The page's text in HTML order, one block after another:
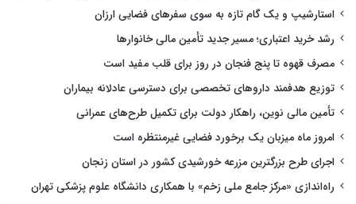
استارشیپ و یک گام تازه به سوی سفرهای فضایی ارزان
رشد خرید اعتباری؛ مسیر جدید تأمین مالی خانوارها
مصرف قهوه تا پنج فنجان در روز برای قلب مفید است
توزیع هدفمند داروهای تخصصی برای دسترسی عادلانه بیماران
تأمین مالی نوین، راهکار دولت برای تکمیل طرح‌های عمرانی
امروز ماه میزبان یک برخورد فضایی غیرمنتظره است
اجرای طرح بزرگترین مزرعه خورشیدی کشور در استان زنجان
راه‌اندازی «مرکز جامع ملی زخم» با همکاری دانشگاه علوم پزشکی تهران